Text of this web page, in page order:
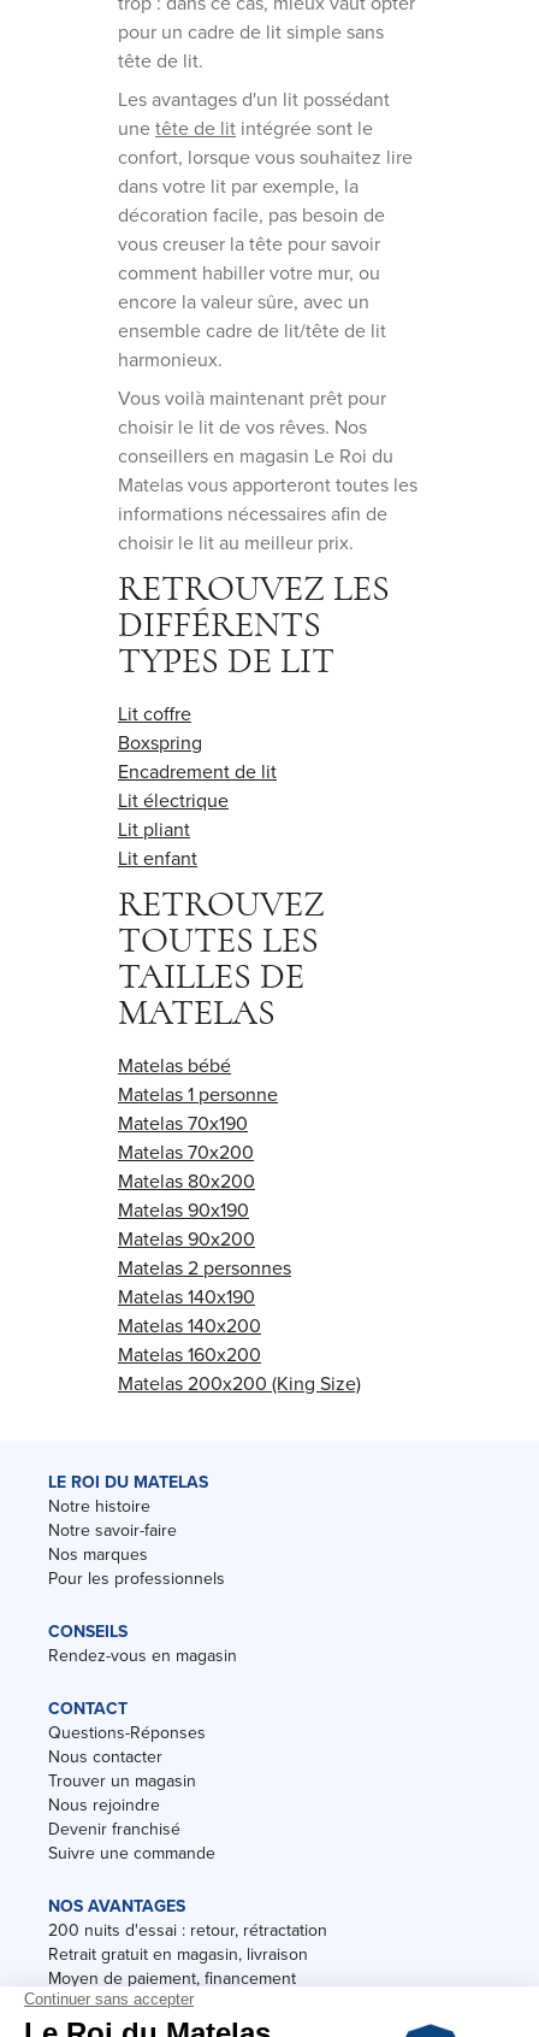
pour un cadre de lit simple sans
tête de lit.
Les avantages d'un lit possédant
unetête de lit intégrée sont le
confort, lorsque vous souhaitez lire
dans votre lit par exemple, la
décoration facile, pas besoin de
vous creuser la tête pour savoir
comment habiller votre mur, ou
encore la valeur sûre, avec un
ensemble cadre de lit/tête de lit
harmonieux.
Vous voilà maintenant prêt pour
choisir le lit de vos rêves. Nos
conseillers en magasin Le Roi du
Matelas vous apporteront toutes les
informations nécessaires afin de
choisir le lit au meilleur prix.
RETROUVEZ LES
DIFFÉRENTS
TYPES DE LIT
Lit coffre
Boxspring
Encadrement de lit
Lit électrique
Lit pliant
Lit enfant
RETROUVEZ
TOUTES LES
TAILLES DE
MATELAS
Matelas bébé
Matelas 1 personne
Matelas 70x190
Matelas 70x200
Matelas 80x200
Matelas 90x190
Matelas 90x200
Matelas 2 personnes
Matelas 140x190
Matelas 140x200
Matelas 160x200
Matelas 200x200 (King Size)
LE ROI DU MATELAS
Notre histoire
Notre savoir-faire
Nos marques
Pour les professionnels
CONSEILS
Rendez-vous en magasin
CONTACT
Questions-Réponses
Nous contacter
Trouver un magasin
Nous rejoindre
Devenir franchisé
Suivre une commande
NOS AVANTAGES
200 nuits d'essai : retour, rétractation
Retrait gratuit en magasin, livraison
Moyen de paiement, financement
Garantie